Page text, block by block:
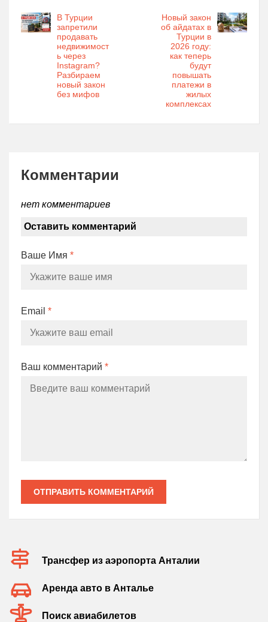
В Турции
запретили
продавать
недвижимост
ь через
Instagram?
Разбираем
новый закон
без мифов
Новый закон
об айдатах в
Турции в
2026 году:
как теперь
будут
повышать
платежи в
жилых
комплексах
Комментарии
нет комментариев
Оставить комментарий
Ваше Имя *
Email *
Ваш комментарий *
ОТПРАВИТЬ КОММЕНТАРИЙ
Трансфер из аэропорта Анталии
Аренда авто в Анталье
Поиск авиабилетов